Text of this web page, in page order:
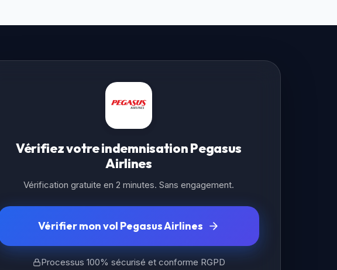
Vérifiez votre indemnisation Pegasus
Airlines
Vérification gratuite en 2 minutes. Sans engagement.
Vérifier mon vol Pegasus Airlines
Processus 100% sécurisé et conforme RGPD